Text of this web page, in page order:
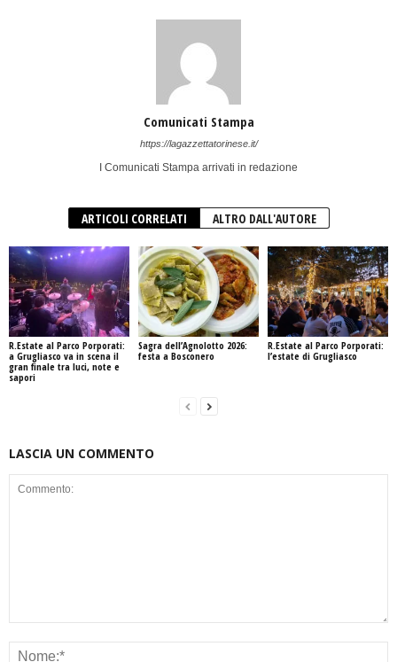
Comunicati Stampa
https://lagazzettatorinese.it/
I Comunicati Stampa arrivati in redazione
ARTICOLI CORRELATI ALTRO DALL'AUTORE
R.Estate al Parco Porporati:
a Grugliasco va in scena il
gran finale tra luci, note e
sapori
Sagra dell’Agnolotto 2026:
festa a Bosconero
R.Estate al Parco Porporati:
l’estate di Grugliasco
LASCIA UN COMMENTO